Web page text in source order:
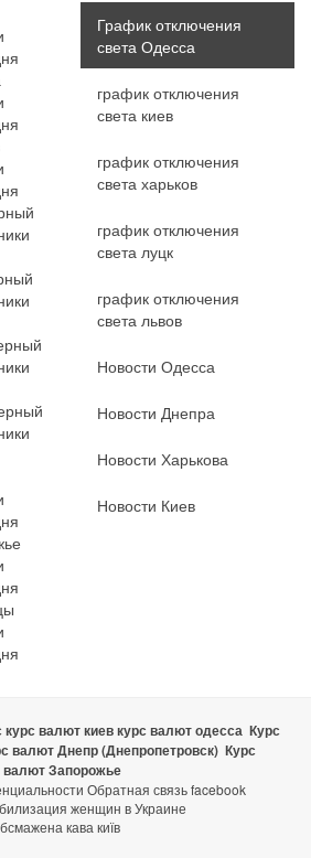
График отключения
света Одесса
график отключения
света киев
график отключения
света харьков
график отключения
света луцк
график отключения
света львов
Новости Одесса
Новости Днепра
Новости Харькова
Новости Киев
курс валют киевкурс валют одесса Курс
валют Днепр (Днепропетровск) Курс
валют Запорожье
Обратная связь facebook
женщин в Украине
кава київ